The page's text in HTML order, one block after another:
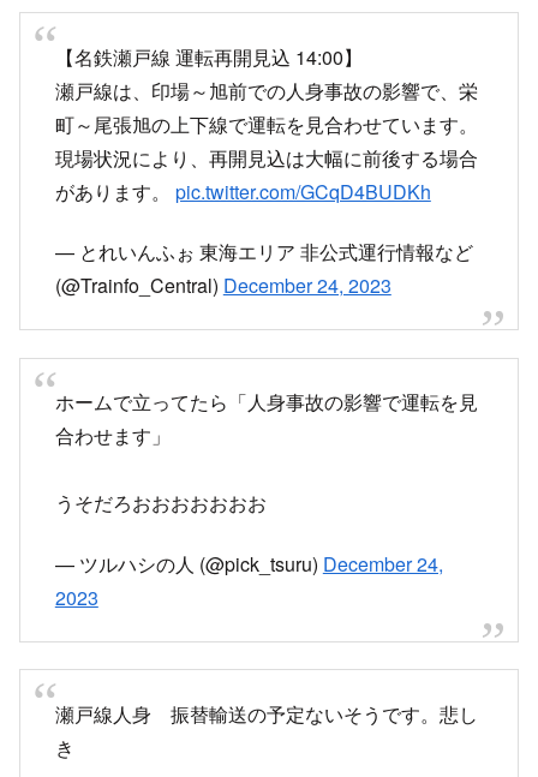
【名鉄瀬戸線 運転再開見込 14:00】
瀬戸線は、印場～旭前での人身事故の影響で、栄
町～尾張旭の上下線で運転を見合わせています。
現場状況により、再開見込は大幅に前後する場合
があります。 pic.twitter.com/GCqD4BUDKh
— とれいんふぉ 東海エリア 非公式運行情報など
(@Trainfo_Central) December 24, 2023
ホームで立ってたら「人身事故の影響で運転を見
合わせます」
うそだろおおおおおおお
— ツルハシの人 (@pick_tsuru) December 24,
2023
瀬戸線人身 振替輸送の予定ないそうです。悲し
き